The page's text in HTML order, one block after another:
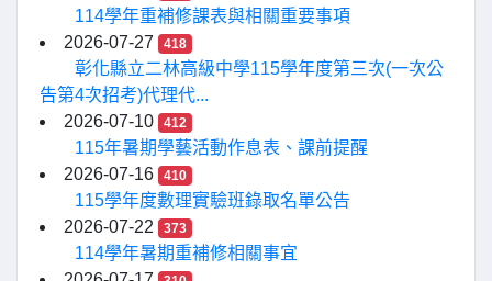
114學年重補修課表與相關重要事項
2026-07-27
418
彰化縣立二林高級中學115學年度第三次(一次公
告第4次招考)代理代...
2026-07-10
412
115年暑期學藝活動作息表、課前提醒
2026-07-16
410
115學年度數理實驗班錄取名單公告
2026-07-22
373
114學年暑期重補修相關事宜